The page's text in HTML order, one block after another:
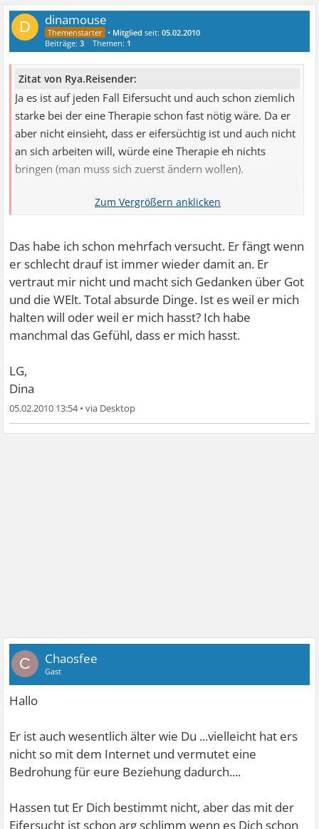
D dinamouse
• Mitglied seit:05.02.2010
Beiträge:3 Themen: 1
Zitat von Rya.Reisender:
Ja es ist auf jeden Fall Eifersucht und auch schon ziemlich
starke bei der eine Therapie schon fast nötig wäre. Da er
aber nicht einsieht, dass er eifersüchtig ist und auch nicht
an sich arbeiten will, würde eine Therapie eh nichts
bringen (man muss sich zuerst ändern wollen).
Das Einzige was du tun kannst ist ihm klar zu machen,
vertrauen soll, wenn er dich nicht verlieren will. Wenn du
es dir länger gefallen lässt ohne Konsequenzen zu ziehen,
wird er sich bestimmt nicht überlegen, sich zu ändern.
Das habe ich schon mehrfach versucht. Er fängt wenn
er schlecht drauf ist immer wieder damit an. Er
vertraut mir nicht und macht sich Gedanken über Got
und die WElt. Total absurde Dinge. Ist es weil er mich
halten will oder weil er mich hasst? Ich habe
manchmal das Gefühl, dass er mich hasst.
LG,
Dina
05.02.2010 13:54•
C Chaosfee
Gast
Hallo
Er ist auch wesentlich älter wie Du ...vielleicht hat ers
nicht so mit dem Internet und vermutet eine
Bedrohung für eure Beziehung dadurch....
Hassen tut Er Dich bestimmt nicht, aber das mit der
Eifersucht ist schon arg schlimm wenn es Dich schon